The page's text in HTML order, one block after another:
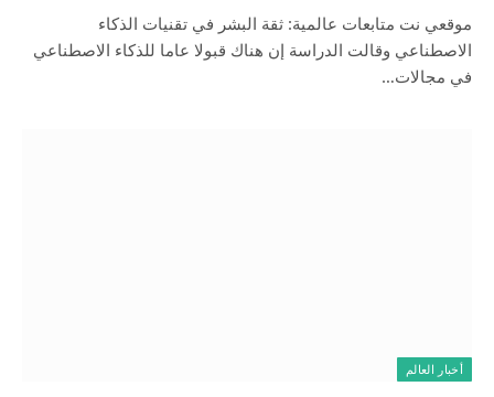
موقعي نت متابعات عالمية: ثقة البشر في تقنيات الذكاء
الاصطناعي وقالت الدراسة إن هناك قبولا عاما للذكاء الاصطناعي
في مجالات…
أخبار العالم